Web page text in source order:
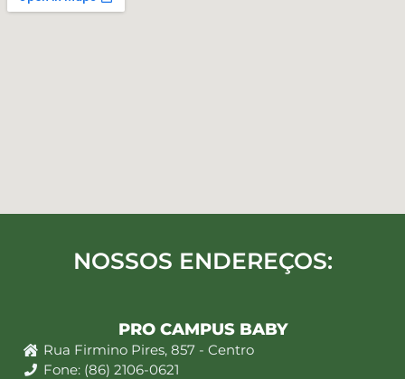
NOSSOS ENDEREÇOS:
PRO CAMPUS BABY
Rua Firmino Pires, 857 - Centro
Fone: (86) 2106-0621